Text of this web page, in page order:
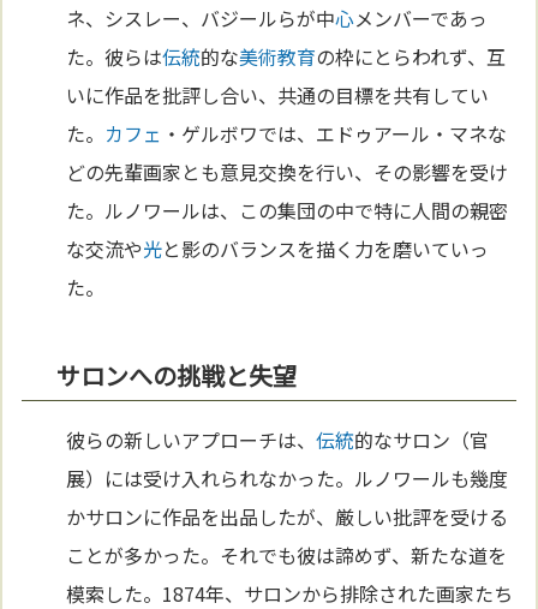
ネ、シスレー、バジールらが中心メンバーであっ
た。彼らは伝統的な美術教育の枠にとらわれず、互
いに作品を批評し合い、共通の目標を共有してい
た。 カフェ ・ゲルボワでは、エドゥアール・マネな
どの先輩画家とも意見交換を行い、その影響を受け
た。ルノワールは、この集団の中で特に人間の親密
な交流や光と影のバランスを描く力を磨いていっ
た。
サロンへの挑戦と失望
彼らの新しいアプローチは、伝統的なサロン（官
展）には受け入れられなかった。ルノワールも幾度
かサロンに作品を出品したが、厳しい批評を受ける
ことが多かった。それでも彼は諦めず、新たな道を
模索した。1874年、サロンから排除された画家たち